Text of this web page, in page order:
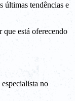
últimas tendências e
está oferecendo
no